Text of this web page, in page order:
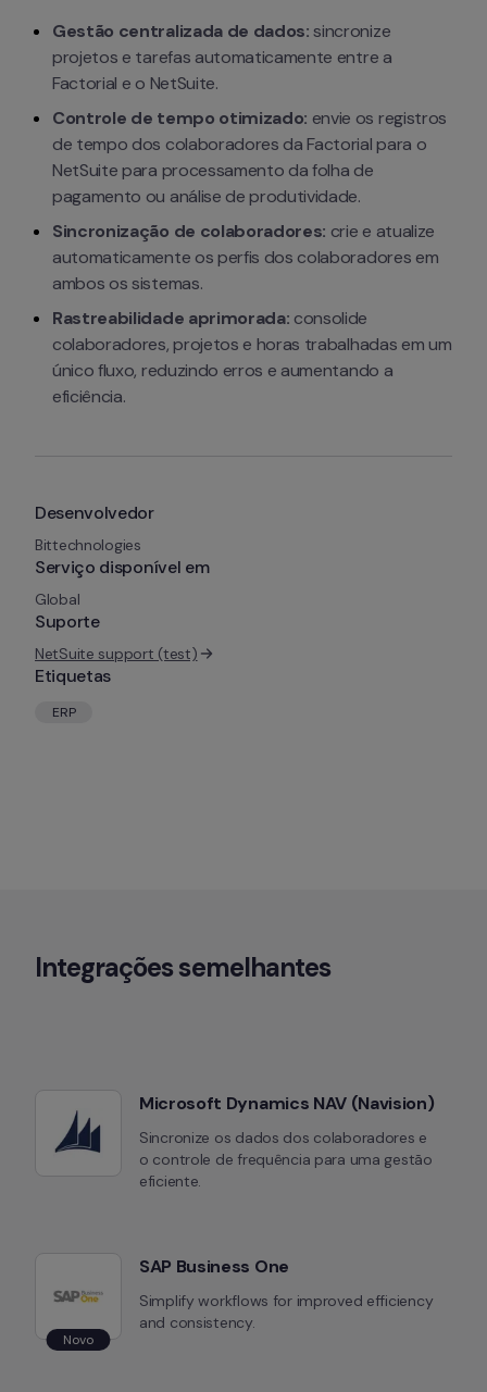
Desenvolvedor
Bittechnologies
Serviço disponível em
Global
Suporte
NetSuite support (test)
Etiquetas
ERP
Gestão centralizada de dados: sincronize
projetos e tarefas automaticamente entre a
Factorial e o NetSuite.
Controle de tempo otimizado: envie os registros
de tempo dos colaboradores da Factorial para o
NetSuite para processamento da folha de
pagamento ou análise de produtividade.
Sincronização de colaboradores: crie e atualize
automaticamente os perfis dos colaboradores em
ambos os sistemas.
Rastreabilidade aprimorada: consolide
colaboradores, projetos e horas trabalhadas em um
único fluxo, reduzindo erros e aumentando a
eficiência.
Integrações semelhantes
Microsoft Dynamics NAV (Navision)
Sincronize os dados dos colaboradores e
o controle de frequência para uma gestão
eficiente.
Novo
SAP Business One
Simplify workflows for improved efficiency
and consistency.